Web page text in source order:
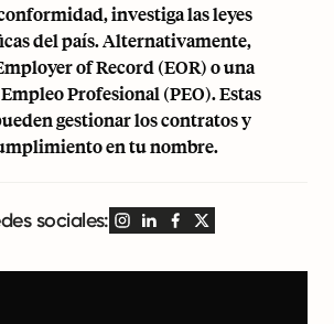
investiga las leyes
del país. Alternativamente,
of Record (EOR) o una
Profesional (PEO). Estas
gestionar los contratos y
en tu nombre.
sociales: